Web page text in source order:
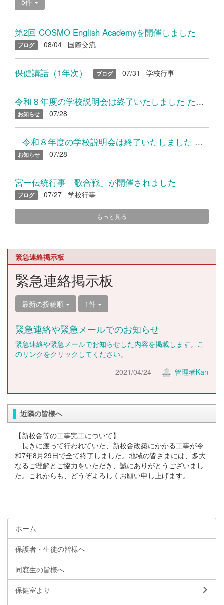
第2回 COSMO English Academyを開催しました
ブログ 08/04 国際交流
保健講話（1年次） ブログ 07/31 学校行事
令和８年度の学校説明会は終了いたしました たくさんのご参加あり...
お知らせ 07/28
令和８年度の学校説明会は終了いたしました たくさんのご参加...
お知らせ 07/28
宮一伝統行事「歌合戦」が開催されました
ブログ 07/27 学校行事
もっと見る
緊急連絡掲示板
緊急連絡掲示板
最新の投稿順 1件
緊急連絡や緊急メールでのお知らせ
緊急連絡や緊急メールでお知らせした内容を掲載します。こ
のリンクをクリックしてください。
2021/04/24
管理者Kan
近隣の皆様へ
【新校舎等の工事完工について】
長きに渡って行われていた、新校舎改築にかかる工事が令
和7年8月29日で全て終了しました。地域の皆さまには、多大
なるご理解とご協力をいただき、誠にありがとうございまし
た。これからも、どうぞよろしくお願い申し上げます。
ホーム
保護者・生徒の皆様へ
同窓生の皆様へ
保健室より